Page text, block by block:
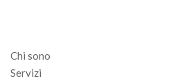
Chi sono
Servizi